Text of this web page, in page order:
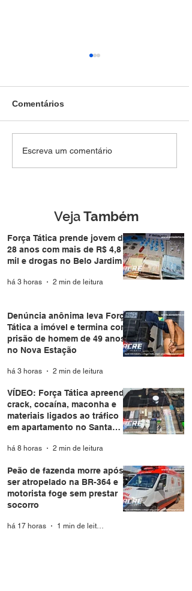
Força Tática prende
Comentários
Escreva um comentário
VejaTambém
Força Tática prende jovem de
28 anos com mais de R$ 4,8
mil e drogas no Belo Jardim I
há 3 horas 2 min de leitura
Denúncia anônima leva Força
Tática a imóvel e termina com
prisão de homem de 49 anos
no Nova Estação
há 3 horas 2 min de leitura
VÍDEO: Força Tática apreende
crack, cocaína, maconha e
materiais ligados ao tráfico
em apartamento no Santa
há 8 horas 2 min de leitura
Peão de fazenda morre após
ser atropelado na BR-364 e
motorista foge sem prestar
socorro
há 17 horas 1 min de leitura